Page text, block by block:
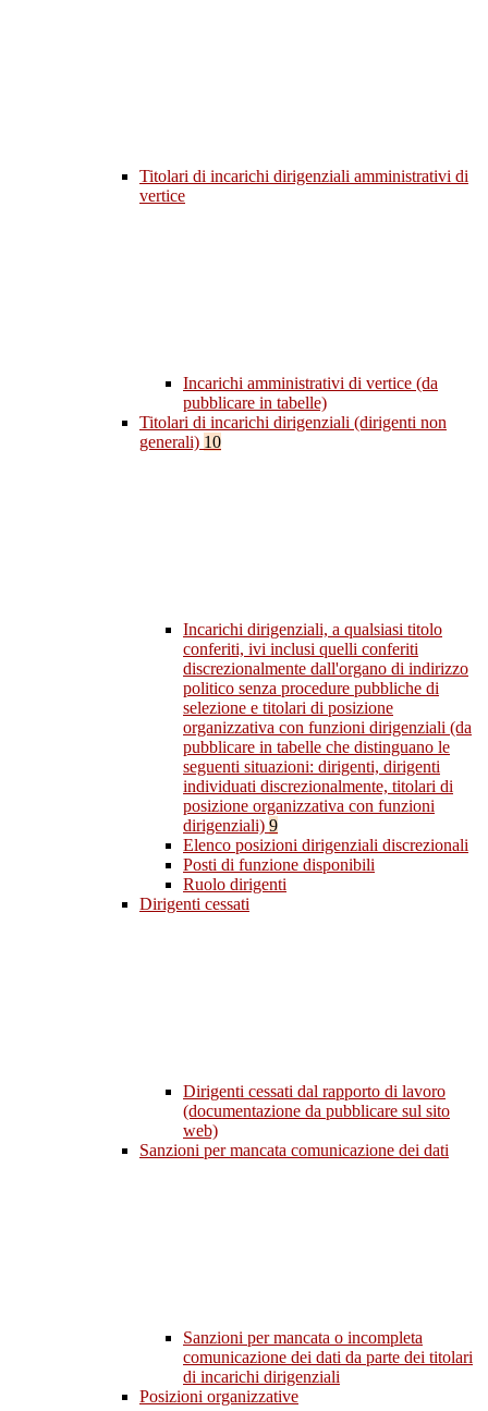
Titolari di incarichi dirigenziali amministrativi di
vertice
Incarichi amministrativi di vertice (da
pubblicare in tabelle)
Titolari di incarichi dirigenziali (dirigenti non
generali) 10
Incarichi dirigenziali, a qualsiasi titolo
conferiti, ivi inclusi quelli conferiti
discrezionalmente dall'organo di indirizzo
politico senza procedure pubbliche di
selezione e titolari di posizione
organizzativa con funzioni dirigenziali (da
pubblicare in tabelle che distinguano le
seguenti situazioni: dirigenti, dirigenti
individuati discrezionalmente, titolari di
posizione organizzativa con funzioni
dirigenziali) 9
Elenco posizioni dirigenziali discrezionali
Posti di funzione disponibili
Ruolo dirigenti
Dirigenti cessati
Dirigenti cessati dal rapporto di lavoro
(documentazione da pubblicare sul sito
web)
Sanzioni per mancata comunicazione dei dati
Sanzioni per mancata o incompleta
comunicazione dei dati da parte dei titolari
di incarichi dirigenziali
Posizioni organizzative